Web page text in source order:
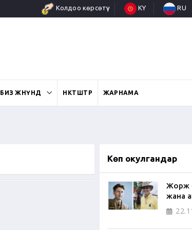
Колдоо көрсөтүү KY RU
БИЗ ЖӨНҮНДӨ ӨНӨКТӨШТӨР ЖАРНАМА
Көп окулгандар
Жорж
жана